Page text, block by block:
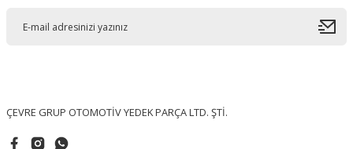
ÇEVRE GRUP OTOMOTİV YEDEK PARÇA LTD. ŞTİ.